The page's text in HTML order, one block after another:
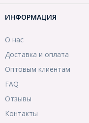
ИНФОРМАЦИЯ
О нас
Доставка и оплата
Оптовым клиентам
FAQ
Отзывы
Контакты